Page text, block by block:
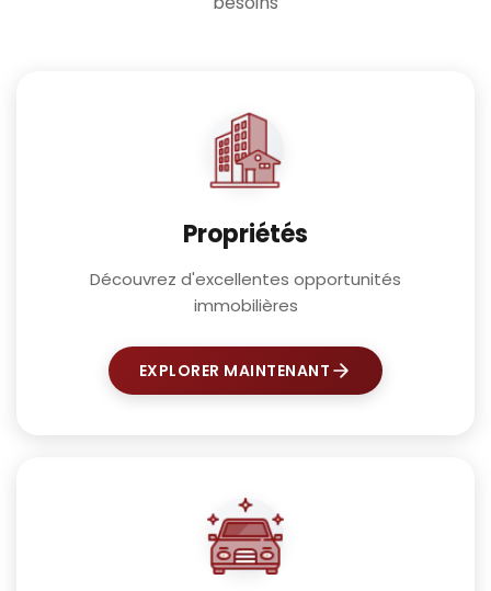
Propriétés
Découvrez d'excellentes opportunités
immobilières
EXPLORER MAINTENANT